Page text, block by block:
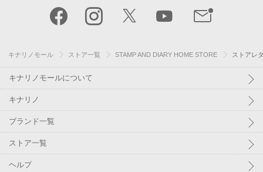
キナリノモール ストア一覧 STAMP AND DIARY HOME STORE ストアレ
キナリノモールについて
キナリノ
ブランド一覧
ストア一覧
ヘルプ